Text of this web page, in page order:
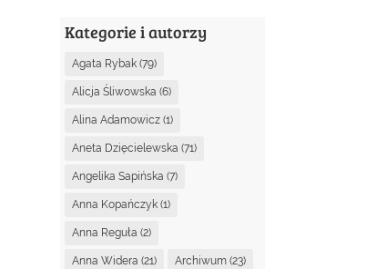
Kategorie i autorzy
Agata Rybak (79)
Alicja Śliwowska (6)
Alina Adamowicz (1)
Aneta Dzięcielewska (71)
Angelika Sapińska (7)
Anna Kopańczyk (1)
Anna Reguła (2)
Anna Widera (21) Archiwum (23)